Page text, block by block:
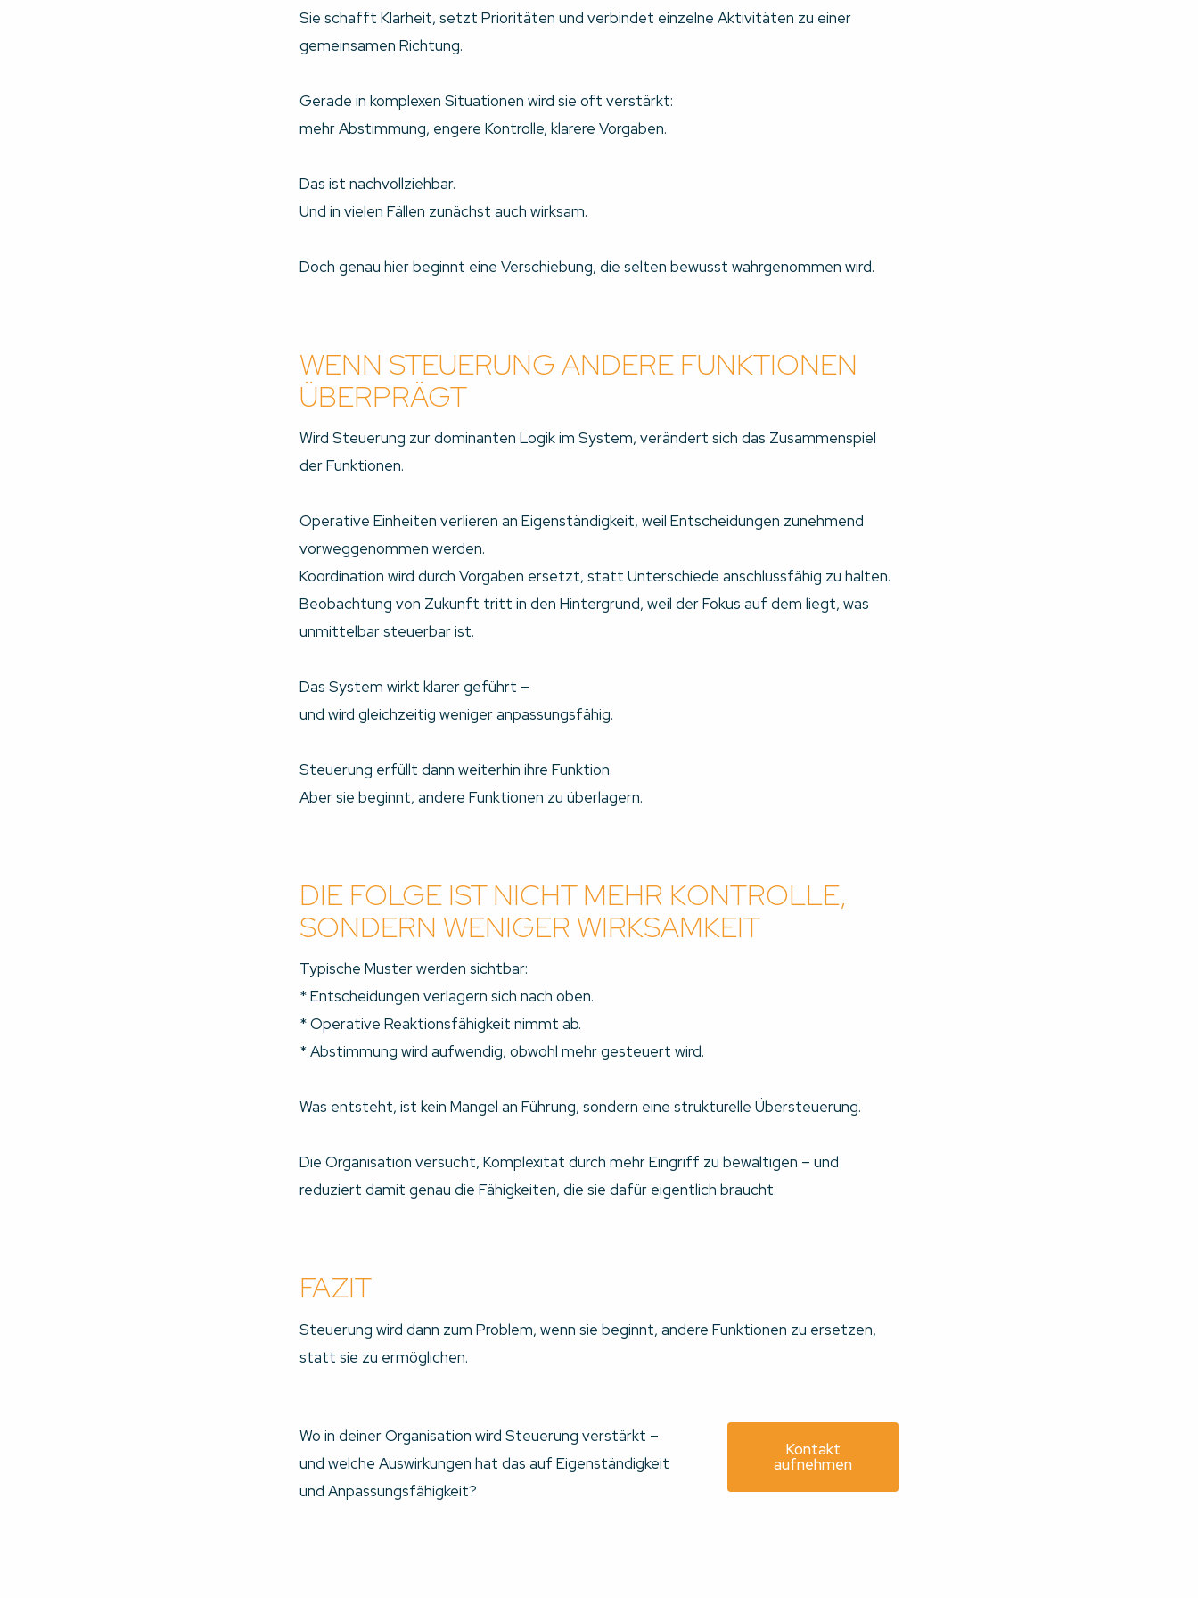
Sie schafft Klarheit, setzt Prioritäten und verbindet einzelne Aktivitäten zu einer
gemeinsamen Richtung.
Gerade in komplexen Situationen wird sie oft verstärkt:
mehr Abstimmung, engere Kontrolle, klarere Vorgaben.
Das ist nachvollziehbar.
Und in vielen Fällen zunächst auch wirksam.
Doch genau hier beginnt eine Verschiebung, die selten bewusst wahrgenommen wird.
WENN STEUERUNG ANDERE FUNKTIONEN
ÜBERPRÄGT
Wird Steuerung zur dominanten Logik im System, verändert sich das Zusammenspiel
der Funktionen.
Operative Einheiten verlieren an Eigenständigkeit, weil Entscheidungen zunehmend
vorweggenommen werden.
Koordination wird durch Vorgaben ersetzt, statt Unterschiede anschlussfähig zu halten.
Beobachtung von Zukunft tritt in den Hintergrund, weil der Fokus auf dem liegt, was
unmittelbar steuerbar ist.
Das System wirkt klarer geführt –
und wird gleichzeitig weniger anpassungsfähig.
Steuerung erfüllt dann weiterhin ihre Funktion.
Aber sie beginnt, andere Funktionen zu überlagern.
DIE FOLGE IST NICHT MEHR KONTROLLE,
SONDERN WENIGER WIRKSAMKEIT
Typische Muster werden sichtbar:
* Entscheidungen verlagern sich nach oben.
* Operative Reaktionsfähigkeit nimmt ab.
* Abstimmung wird aufwendig, obwohl mehr gesteuert wird.
Was entsteht, ist kein Mangel an Führung, sondern eine strukturelle Übersteuerung.
Die Organisation versucht, Komplexität durch mehr Eingriff zu bewältigen – und
reduziert damit genau die Fähigkeiten, die sie dafür eigentlich braucht.
FAZIT
Steuerung wird dann zum Problem, wenn sie beginnt, andere Funktionen zu ersetzen,
statt sie zu ermöglichen.
Wo in deiner Organisation wird Steuerung verstärkt –
und welche Auswirkungen hat das auf Eigenständigkeit
und Anpassungsfähigkeit?
Kontakt
aufnehmen